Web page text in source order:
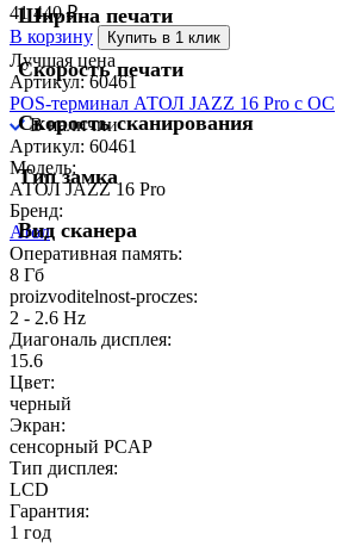
Ширина печати
Скорость печати
Скорость сканирования
Тип замка
Вид сканера
41 440₽
В корзину
Купить в 1 клик
Лучшая цена
Артикул: 60461
POS-терминал АТОЛ JAZZ 16 Pro с ОС
В наличии
Артикул: 60461
Модель:
АТОЛ JAZZ 16 Pro
Бренд:
Атол
Оперативная память:
8 Гб
proizvoditelnost-proczes:
2 - 2.6 Hz
Диагональ дисплея:
15.6
Цвет:
черный
Экран:
сенсорный PCAP
Тип дисплея:
LCD
Гарантия:
1 год